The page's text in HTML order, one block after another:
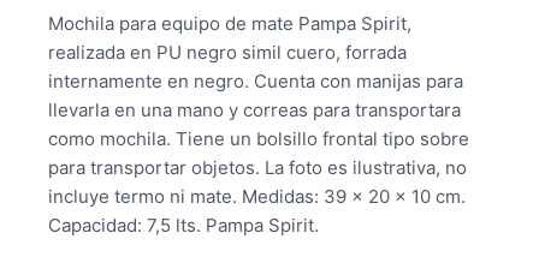
Mochila para equipo de mate Pampa Spirit,
realizada en PU negro simil cuero, forrada
internamente en negro. Cuenta con manijas para
llevarla en una mano y correas para transportara
como mochila. Tiene un bolsillo frontal tipo sobre
para transportar objetos. La foto es ilustrativa, no
incluye termo ni mate. Medidas: 39 x 20 x 10 cm.
Capacidad: 7,5 lts. Pampa Spirit.